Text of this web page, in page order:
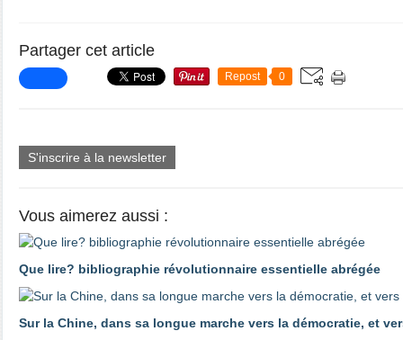
Partager cet article
Repost 0
S'inscrire à la newsletter
Vous aimerez aussi :
Que lire? bibliographie révolutionnaire essentielle abrégée
Sur la Chine, dans sa longue marche vers la démocratie, et